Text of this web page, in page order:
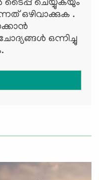
ചെയ്യുകയും
ഒഴിവാക്കുക .
ഒന്നിച്ചു